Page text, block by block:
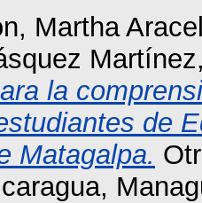
Martha
la
de
Matagalpa.